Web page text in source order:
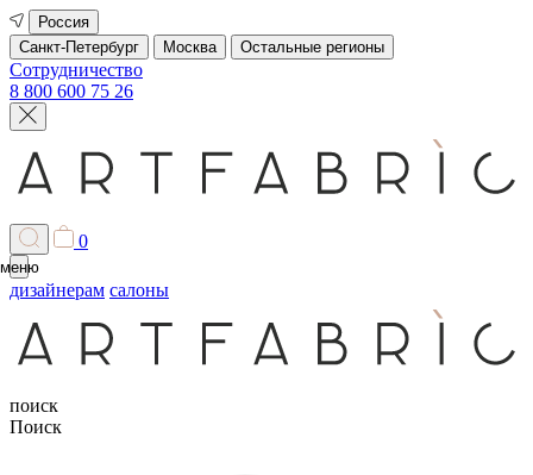
Россия
Санкт-Петербург
Москва Остальные регионы
Сотрудничество
8 800 600 75 26
0
меню
дизайнерам салоны
поиск
Поиск